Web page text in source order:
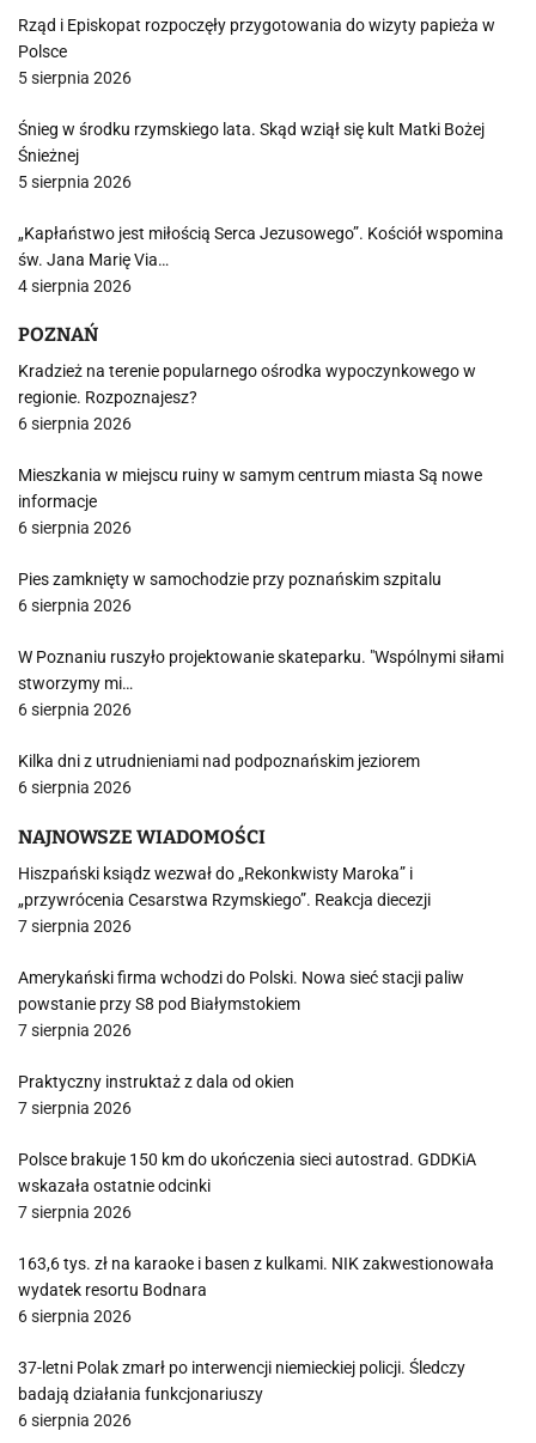
Rząd i Episkopat rozpoczęły przygotowania do wizyty papieża w
Polsce
5 sierpnia 2026
Śnieg w środku rzymskiego lata. Skąd wziął się kult Matki Bożej
Śnieżnej
5 sierpnia 2026
„Kapłaństwo jest miłością Serca Jezusowego”. Kościół wspomina
św. Jana Marię Via…
4 sierpnia 2026
POZNAŃ
Kradzież na terenie popularnego ośrodka wypoczynkowego w
regionie. Rozpoznajesz?
6 sierpnia 2026
Mieszkania w miejscu ruiny w samym centrum miasta Są nowe
informacje
6 sierpnia 2026
Pies zamknięty w samochodzie przy poznańskim szpitalu
6 sierpnia 2026
W Poznaniu ruszyło projektowanie skateparku. "Wspólnymi siłami
stworzymy mi…
6 sierpnia 2026
Kilka dni z utrudnieniami nad podpoznańskim jeziorem
6 sierpnia 2026
NAJNOWSZE WIADOMOŚCI
Hiszpański ksiądz wezwał do „Rekonkwisty Maroka” i
„przywrócenia Cesarstwa Rzymskiego”. Reakcja diecezji
7 sierpnia 2026
Amerykański firma wchodzi do Polski. Nowa sieć stacji paliw
powstanie przy S8 pod Białymstokiem
7 sierpnia 2026
Praktyczny instruktaż z dala od okien
7 sierpnia 2026
Polsce brakuje 150 km do ukończenia sieci autostrad. GDDKiA
wskazała ostatnie odcinki
7 sierpnia 2026
163,6 tys. zł na karaoke i basen z kulkami. NIK zakwestionowała
wydatek resortu Bodnara
6 sierpnia 2026
37-letni Polak zmarł po interwencji niemieckiej policji. Śledczy
badają działania funkcjonariuszy
6 sierpnia 2026